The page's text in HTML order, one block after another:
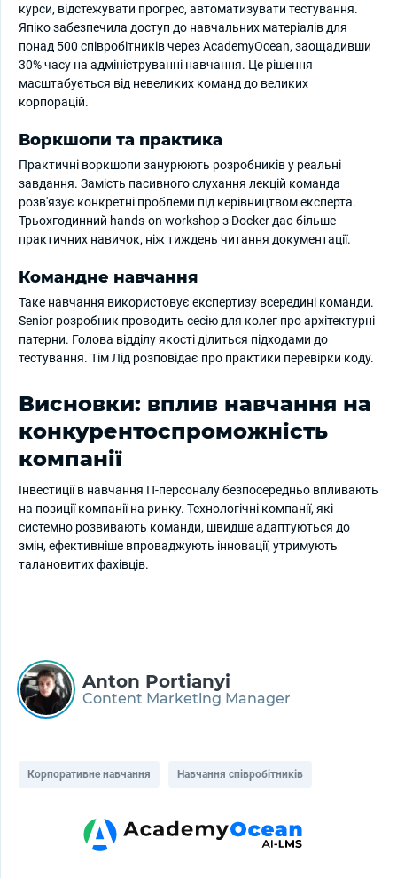
курси, відстежувати прогрес, автоматизувати тестування.
Япіко забезпечила доступ до навчальних матеріалів для
понад 500 співробітників через AcademyOcean, заощадивши
30% часу на адмініструванні навчання. Це рішення
масштабується від невеликих команд до великих
корпорацій.
Воркшопи та практика
Практичні воркшопи занурюють розробників у реальні
завдання. Замість пасивного слухання лекцій команда
розв'язує конкретні проблеми під керівництвом експерта.
Трьохгодинний hands-on workshop з Docker дає більше
практичних навичок, ніж тиждень читання документації.
Командне навчання
Таке навчання використовує експертизу всередині команди.
Senior розробник проводить сесію для колег про архітектурні
патерни. Голова відділу якості ділиться підходами до
тестування. Тім Лід розповідає про практики перевірки коду.
Висновки: вплив навчання на
конкурентоспроможність
компанії
Інвестиції в навчання IT-персоналу безпосередньо впливають
на позиції компанії на ринку. Технологічні компанії, які
системно розвивають команди, швидше адаптуються до
змін, ефективніше впроваджують інновації, утримують
талановитих фахівців.
Anton Portianyi
Content Marketing Manager
Корпоративне навчання Навчання співробітників